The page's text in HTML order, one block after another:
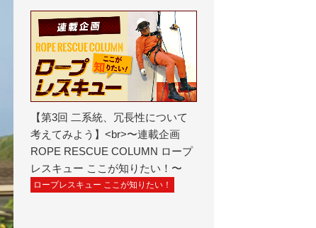
【第3回 二系統、冗長性について
考えてみよう】<br>〜連載企画
ROPE RESCUE COLUMN ロープ
レスキュー ここが知りたい！〜
ロープレスキュー ここが知りたい！